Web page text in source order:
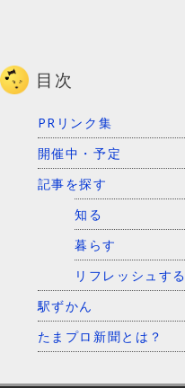
目次
PRリンク集
開催中・予定
記事を探す
知る
暮らす
リフレッシュする
駅ずかん
たまプロ新聞とは？